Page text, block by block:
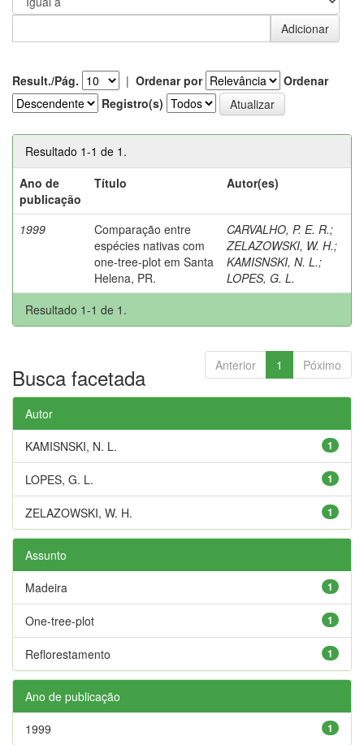
Result./Pág. | Ordenar por
Ordenar
Registro(s)
Resultado 1-1 de 1.
Ano de
publicação
Título Autor(es)
1999
Comparação entre
espécies nativas com
one-tree-plot em Santa
Helena, PR.
CARVALHO, P. E. R.;
ZELAZOWSKI, W. H.;
KAMISNSKI, N. L.;
LOPES, G. L.
Resultado 1-1 de 1.
Anterior 1 Póximo
Busca facetada
Autor
1
KAMISNSKI, N. L.
1
LOPES, G. L.
1
ZELAZOWSKI, W. H.
Assunto
1
Madeira
1
One-tree-plot
1
Reflorestamento
Ano de publicação
1
1999